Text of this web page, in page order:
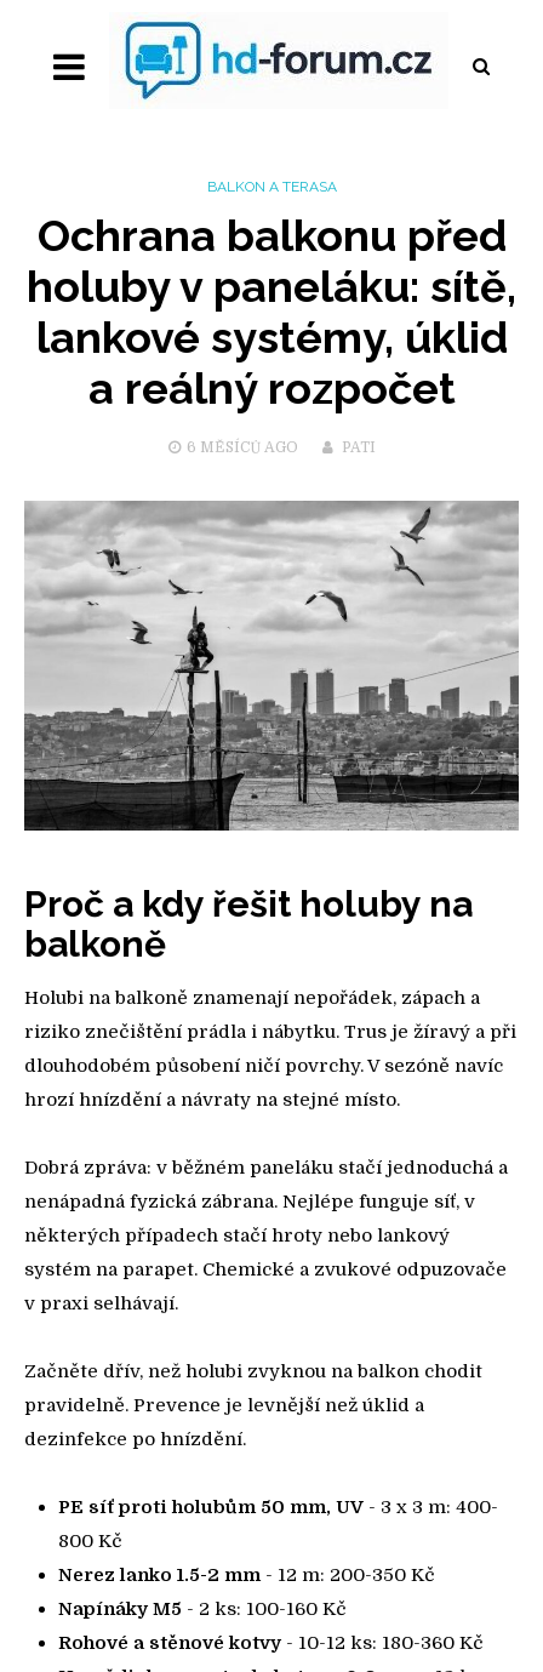
BALKON A TERASA
Ochrana balkonu před
holuby v paneláku: sítě,
lankové systémy, úklid
a reálný rozpočet
6 MĚSÍCŮ AGO PATI
Proč a kdy řešit holuby na
balkoně
Holubi na balkoně znamenají nepořádek, zápach a
riziko znečištění prádla i nábytku. Trus je žíravý a při
dlouhodobém působení ničí povrchy. V sezóně navíc
hrozí hnízdění a návraty na stejné místo.
Dobrá zpráva: v běžném paneláku stačí jednoduchá a
nenápadná fyzická zábrana. Nejlépe funguje síť, v
některých případech stačí hroty nebo lankový
systém na parapet. Chemické a zvukové odpuzovače
v praxi selhávají.
Začněte dřív, než holubi zvyknou na balkon chodit
pravidelně. Prevence je levnější než úklid a
dezinfekce po hnízdění.
PE síť proti holubům 50 mm, UV - 3 x 3 m: 400-
800 Kč
Nerez lanko 1.5-2 mm- 12 m: 200-350 Kč
Napínáky M5 - 2 ks: 100-160 Kč
Rohové a stěnové kotvy - 10-12 ks: 180-360 Kč